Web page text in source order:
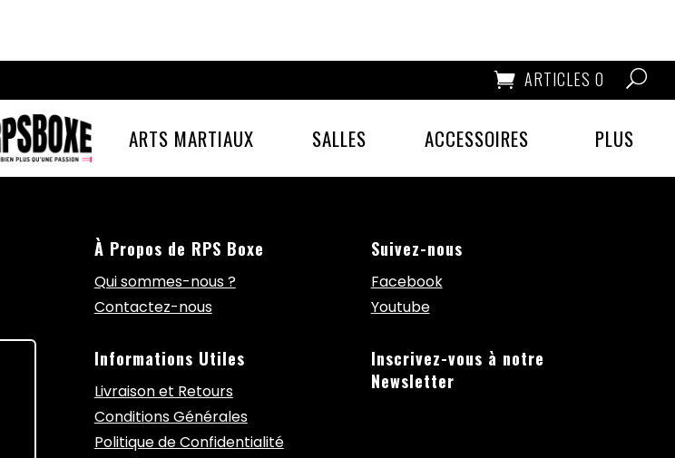
ARTICLES 0
ARTS MARTIAUX SALLES ACCESSOIRES PLUS
À Propos de RPS Boxe
Qui sommes-nous ?
Contactez-nous
Informations Utiles
Livraison et Retours
Conditions Générales
Politique de Confidentialité
Suivez-nous
Facebook
Youtube
Inscrivez-vous à notre
Newsletter